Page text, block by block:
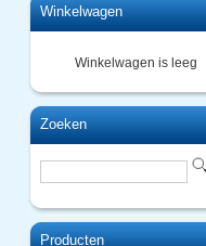
Winkelwagen
Winkelwagen is leeg
Zoeken
Producten